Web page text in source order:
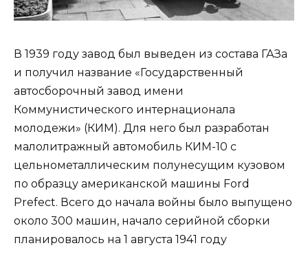
В 1939 году завод был выведен из состава ГАЗа
и получил название «Государственный
автосборочный завод имени
Коммунистического интернационала
молодежи» (КИМ). Для него был разработан
малолитражный автомобиль КИМ-10 с
цельнометаллическим полунесущим кузовом
по образцу американской машины Ford
Prefect. Всего до начала войны было выпущено
около 300 машин, начало серийной сборки
планировалось на 1 августа 1941 году